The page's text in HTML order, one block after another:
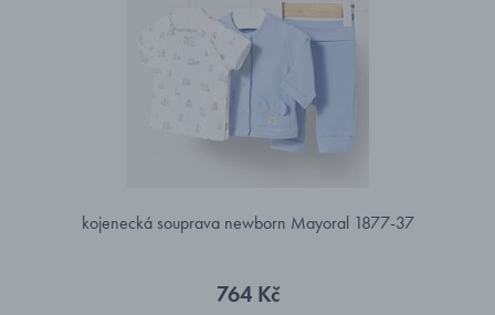
kojenecká souprava newborn Mayoral 1877-37
764 Kč